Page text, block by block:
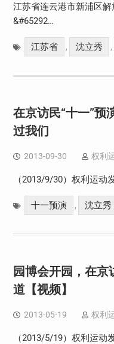
江苏省连云港市新浦区
&#65292…
江苏省 , 沈立秀 ,
在京访民“十一”预
过我们
2013-09-30 权利
（2013/9/30）权利运动
十一预演 , 沈立秀
园博会开园，在
道【视频】
2013-05-19 权利
（2013/5/19）权利运动